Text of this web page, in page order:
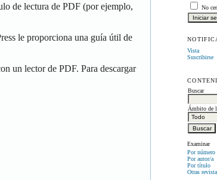
No
Vista
Suscribirse
Buscar
Ámbito de
Examinar
Por número
Por autor/a
Por título
Otras
de lectura de PDF (por ejemplo,
le proporciona una guía útil de
un lector de PDF. Para descargar